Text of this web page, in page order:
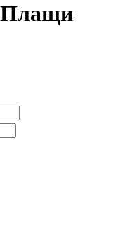
Плащи